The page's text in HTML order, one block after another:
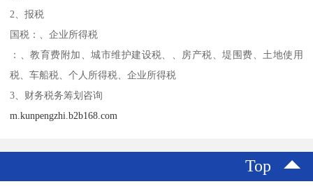
2、报税
国税：、企业所得税
：、教育费附加、城市维护建设税、、房产税、堤围费、土地使用
税、车船税、个人所得税、企业所得税
3、财务税务筹划咨询
m.kunpengzhi.b2b168.com
Top